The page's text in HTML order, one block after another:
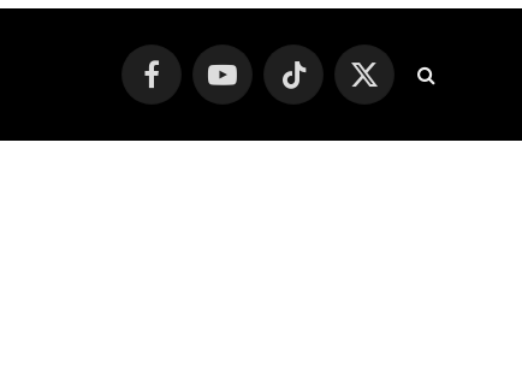
FacebookYouTube TikTok
X
(Twitter)